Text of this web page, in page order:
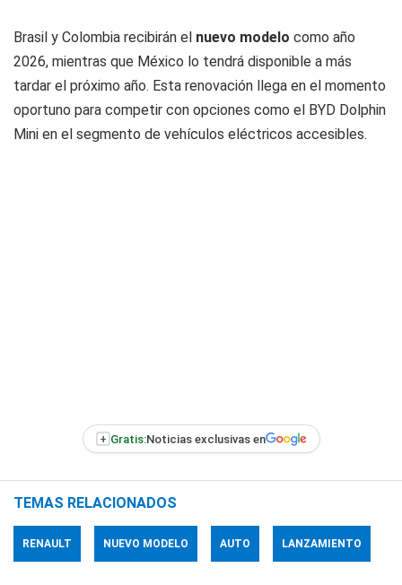
Brasil y Colombia recibirán el nuevo modelo como año
2026, mientras que México lo tendrá disponible a más
tardar el próximo año. Esta renovación llega en el momento
oportuno para competir con opciones como el BYD Dolphin
Mini en el segmento de vehículos eléctricos accesibles.
+ Gratis:Noticias exclusivas en
TEMAS RELACIONADOS
RENAULT NUEVO MODELO AUTO LANZAMIENTO